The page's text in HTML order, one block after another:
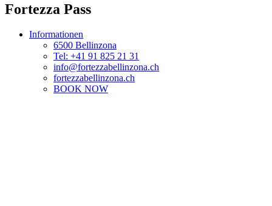
Fortezza Pass
Informationen
6500 Bellinzona
Tel: +41 91 825 21 31
info@fortezzabellinzona.ch
fortezzabellinzona.ch
BOOK NOW